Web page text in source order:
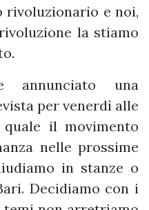
rivoluzionario e noi,
la stiamo
annunciato una
per venerdì alle
il movimento
nelle prossime
in stanze o
Decidiamo con i